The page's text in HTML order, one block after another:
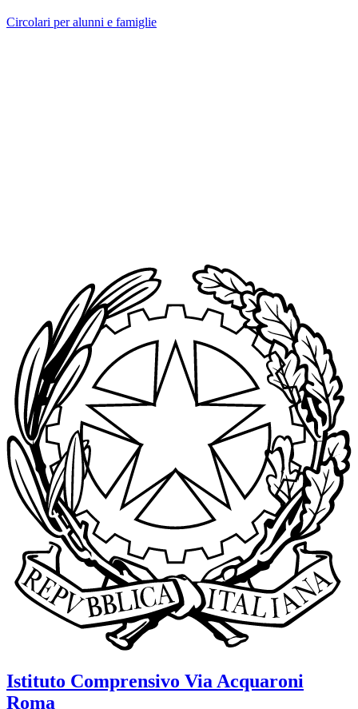
Circolari per alunni e famiglie
Istituto Comprensivo Via Acquaroni
Roma